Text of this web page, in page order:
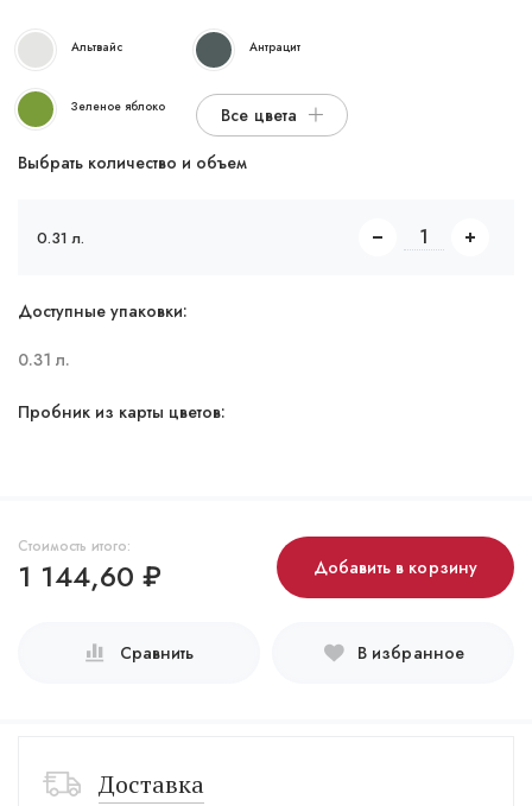
Альтвайс Антрацит
Зеленое яблоко
Все цвета
Выбрать количество и объем
0.31 л.
Доступные упаковки:
0.31 л.
Пробник из карты цветов:
Стоимость итого:
1 144,60 ₽ Добавить в корзину
Сравнить В избранное
Доставка